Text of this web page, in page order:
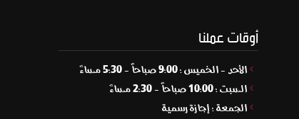
أوقات عملنا
الأحد - الخميس : 9:00 صباحاً - 5:30 مساءً
السبت : 10:00 صباحاً - 2:30 مساءً
الجمعة : إجازة رسمية